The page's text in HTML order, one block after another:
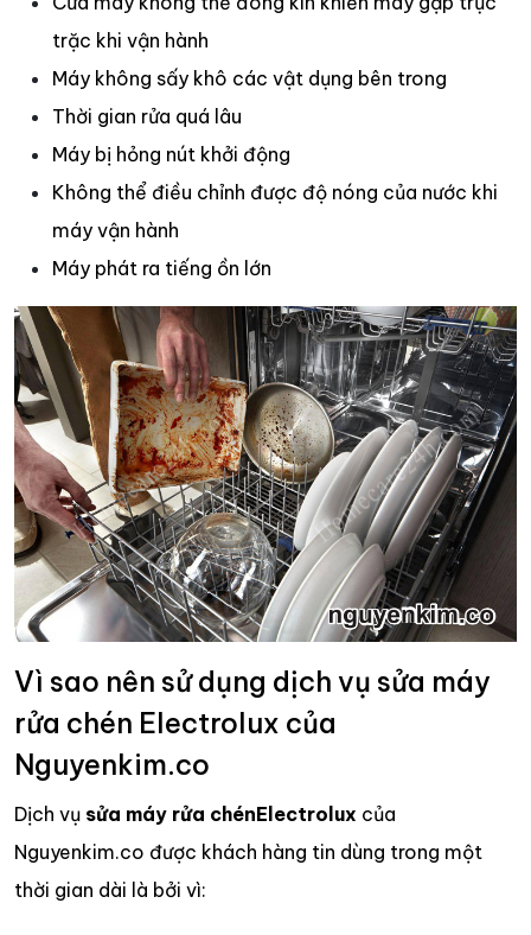
trặc khi vận hành
Máy không sấy khô các vật dụng bên trong
Thời gian rửa quá lâu
Máy bị hỏng nút khởi động
Không thể điều chỉnh được độ nóng của nước khi
máy vận hành
Máy phát ra tiếng ồn lớn
Vì sao nên sử dụng dịch vụ sửa máy
rửa chén Electrolux của
Nguyenkim.co
Dịch vụ sửa máy rửa chénElectrolux của
Nguyenkim.co được khách hàng tin dùng trong một
thời gian dài là bởi vì: